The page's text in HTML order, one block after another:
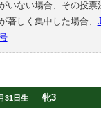
いない場合、その投
著しく集中した場合、
31日生 牝3